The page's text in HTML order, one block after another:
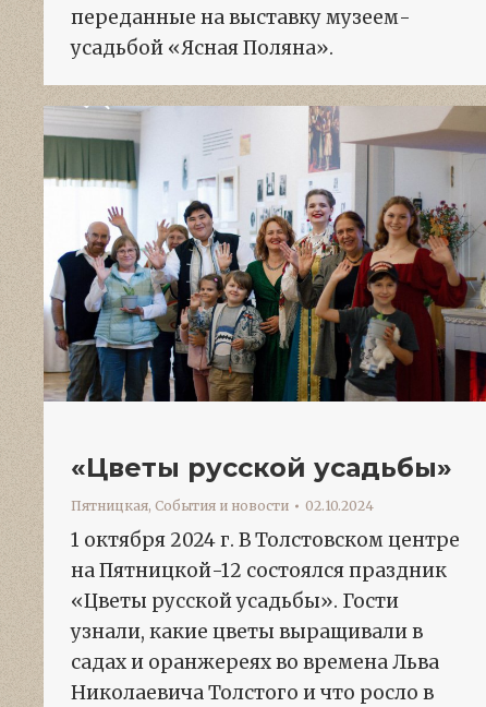
переданные на выставку музеем-
усадьбой «Ясная Поляна».
«Цветы русской усадьбы»
Пятницкая, События и новости 02.10.2024
1 октября 2024 г. В Толстовском центре
на Пятницкой-12 состоялся праздник
«Цветы русской усадьбы». Гости
узнали, какие цветы выращивали в
садах и оранжереях во времена Льва
Николаевича Толстого и что росло в